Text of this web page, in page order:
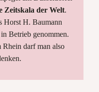
Zeitskala der Welt.
Horst H. Baumann
Betrieb genommen.
Rhein darf man also